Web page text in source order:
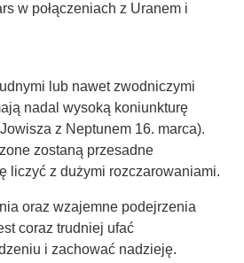
w połączeniach z Uranem i
lub nawet zwodniczymi
nadal wysoką koniunkturę
z Neptunem 16. marca).
zostaną przesadne
liczyć z dużymi rozczarowaniami.
oraz wzajemne podejrzenia
coraz trudniej ufać
i zachować nadzieję.